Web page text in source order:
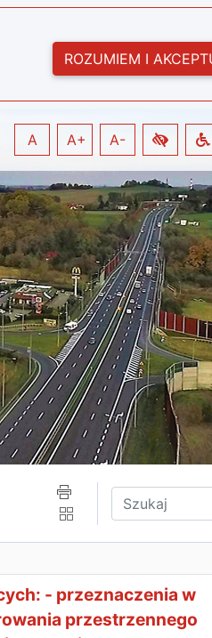
ROZUMIEM I
A A+ A-
Wpisz tekst
- przeznaczenia w
przestrzennego